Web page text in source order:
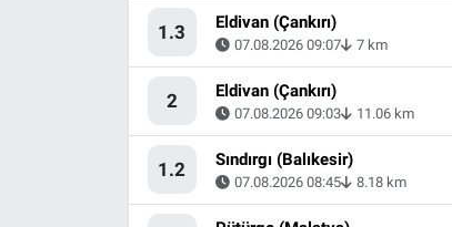
1.3 Eldivan (Çankırı)
07.08.2026 09:07 7 km
2 Eldivan (Çankırı)
07.08.2026 09:03 11.06 km
1.2 Sındırgı (Balıkesir)
07.08.2026 08:45 8.18 km